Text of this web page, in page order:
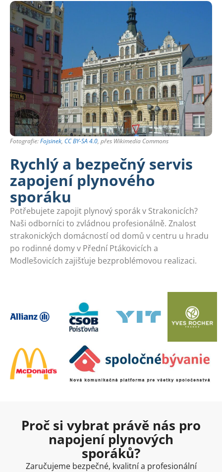
Fotografie:Fojsinek, CC BY-SA 4.0, přes Wikimedia Commons
Rychlý a bezpečný servis
zapojení plynového
sporáku
Potřebujete zapojit plynový sporák v Strakonicích?
Naši odborníci to zvládnou profesionálně. Znalost
strakonických domácností od domů v centru u hradu
po rodinné domy v Přední Ptákovicích a
Modlešovicích zajišťuje bezproblémovou realizaci.
Proč si vybrat právě nás pro
napojení plynových
sporáků?
Zaručujeme bezpečné, kvalitní a profesionální